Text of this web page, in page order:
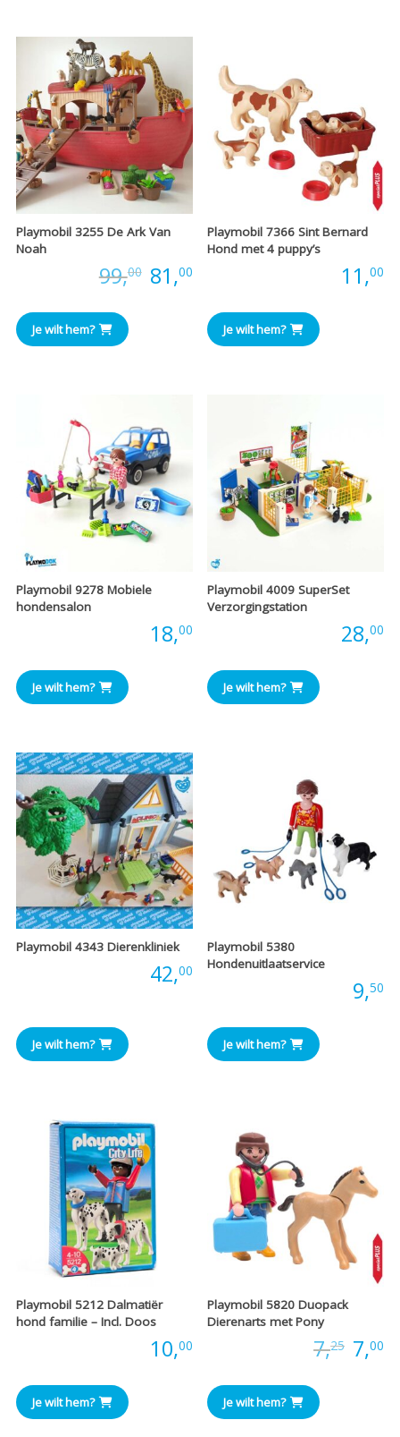
Playmobil 3255 De Ark Van
Noah
99,00 Oorspronkelijke
81,00Huidige
prijs
is:
Je wilt hem?
Playmobil 7366 Sint Bernard
Hond met 4 puppy’s
11,00
Je wilt hem?
Playmobil 9278 Mobiele
hondensalon
18,00
Je wilt hem?
Playmobil 4009 SuperSet
Verzorgingstation
28,00
Je wilt hem?
Playmobil 4343 Dierenkliniek
42,00
Je wilt hem?
Playmobil 5380
Hondenuitlaatservice
9,50
Je wilt hem?
Playmobil 5212 Dalmatiër
hond familie – Incl. Doos
10,00
Je wilt hem?
Playmobil 5820 Duopack
Dierenarts met Pony
7,25 7,00
Je wilt hem?